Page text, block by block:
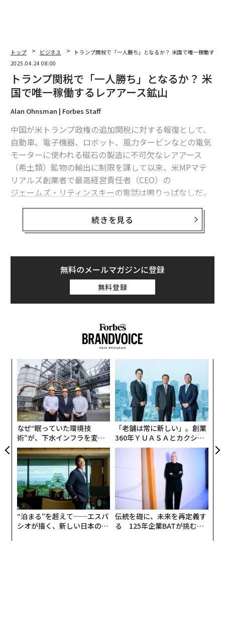
編集＝上田裕資
2026年9月号発売中
メンバーシップに登録する
トランプ関税で「一人勝ち」となるか？ 米国で唯一稼働するレアアース鉱
米ウクライナの交渉決裂で宙に浮いた「鉱物資源協定」はどこに向かう？
中国がレアアース輸出規制を強化 過去の事例から予測する今後の動き
トランプ大統領が今、ウクライナの鉱物資源を欲しがる理由
タグ：
IPO/新規公開株式 ドナルド・トランプ 半導体
中国
アメリカ
エネルギー
レアアース/レアメタル/希土類
研究/研究結果
石炭
マサチューセッツ工科大学/MIT
火力発電
advertisement
トップ ビジネス
トランプ関税で「一人勝ち」となるか？ 米国で唯一稼働する
2025.04.24 08:00
トランプ関税で「一人勝ち」となるか？ 米
国で唯一稼働するレアアース鉱山
Alan Ohnsman | Forbes Staff
中国が米トランプ政権の追加関税に対する報復として、
自動車、電子機器、ロボット、風力タービンなどの電気
モーターに使われる磁石の製造に不可欠なレアアース
（希土類）鉱物の輸出に制限を課して以来、米MPマテ
リアルズ創業者で最高経営責任者（CEO）の
ジェームズ・リティンスキーの電話は鳴りっぱなしだ。
新たな調達先を探し求める企業からの問い合わせがひっ
きりなしにかかってくるのだ。
ンスキーはフォーブスに語った。「なかなか凄まじい状
況だ。わくわくするし──ちょっとひるんでもいる」
リティンスキーは、カリフォルニア州モハベ砂漠にある
米国で唯一操業中のレアアース鉱山マウンテンパスを経
ス産業で効率的なモーターの製造に必要とされるネオジ
ムやプラセオジムなどのレアアースを産出している。
続きを見る
無料のメールマガジンに登録
無料登録
なぜ“眠っていた環境技
術”が、下水インフラを変え
たのか──産総研×月島JFE
アクアソリューションの10年
「老舗は常に新しい」。創業
360年ＹＵＡＳＡとカクシン
CEO田尻望が語る、AIを超え
る人の価値
“泊まる”を超えて──エスパ
シオが描く、新しい日本のラ
伝統を礎に、未来を再定義す
る 125年企業BATが挑むス